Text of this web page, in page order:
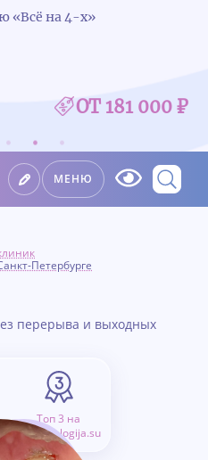
000 ₽ на имплантацию
МЕНЮ
Петербурге
перерыва и выходных
Топ 3 на
stomatologija.su